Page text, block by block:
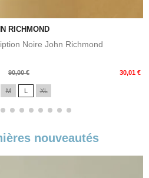
RICHMOND
Noire John Richmond
90,00 € 30,01 €
M L XL
nouveautés